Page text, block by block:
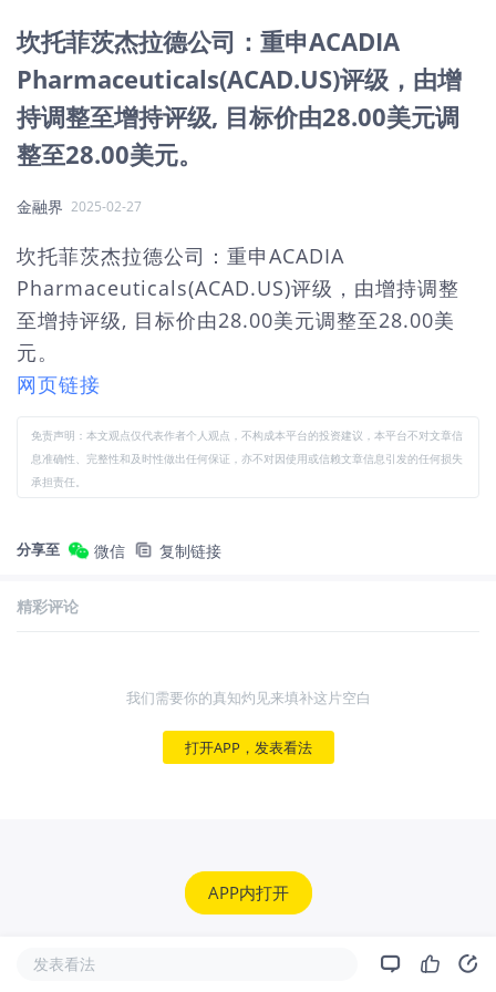
坎托菲茨杰拉德公司：重申ACADIA
Pharmaceuticals(ACAD.US)评级，由增
持调整至增持评级, 目标价由28.00美元调
整至28.00美元。
金融界 2025-02-27
坎托菲茨杰拉德公司：重申ACADIA
Pharmaceuticals(ACAD.US)评级，由增持调整
至增持评级, 目标价由28.00美元调整至28.00美
元。
网页链接
免责声明：本文观点仅代表作者个人观点，不构成本平台的投资建议，本平台不对文章信
息准确性、完整性和及时性做出任何保证，亦不对因使用或信赖文章信息引发的任何损失
承担责任。
分享至 微信 复制链接
精彩评论
我们需要你的真知灼见来填补这片空白
打开APP，发表看法
APP内打开
发表看法